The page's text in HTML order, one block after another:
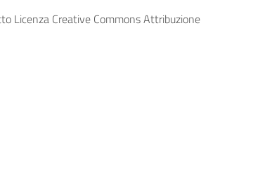
Licenza Creative Commons Attribuzione